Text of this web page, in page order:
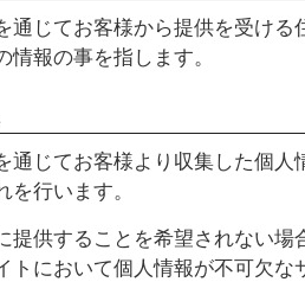
通じてお客様から提供を受け
報の事を指します。
通じてお客様より収集した個
行います。
提供することを希望されない場
トにおいて個人情報が不可欠な